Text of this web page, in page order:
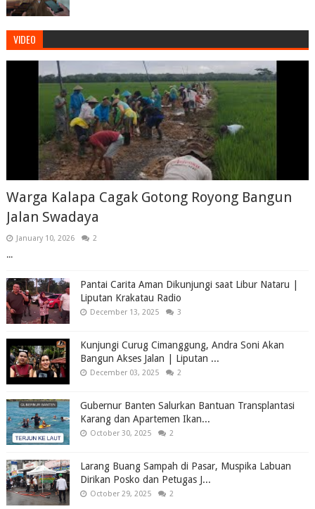
VIDEO
Warga Kalapa Cagak Gotong Royong Bangun
Jalan Swadaya
January 10, 2026 2
...
Pantai Carita Aman Dikunjungi saat Libur Nataru |
Liputan Krakatau Radio
December 13, 2025 3
Kunjungi Curug Cimanggung, Andra Soni Akan
Bangun Akses Jalan | Liputan ...
December 03, 2025 2
Gubernur Banten Salurkan Bantuan Transplantasi
Karang dan Apartemen Ikan...
October 30, 2025 2
Larang Buang Sampah di Pasar, Muspika Labuan
Dirikan Posko dan Petugas J...
October 29, 2025 2